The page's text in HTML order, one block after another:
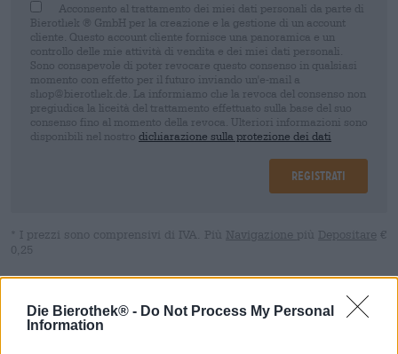
Die Bierothek® - Do Not Process My Personal
Information
Acconsento al trattamento dei miei dati personali da parte di
Bierothek ® GmbH per la creazione e la gestione di un account
cliente. Questo account cliente fornisce una panoramica e un
controllo delle mie attività di vendita e dei miei dati personali.
Sono consapevole di poter revocare questo consenso in qualsiasi
momento con effetto per il futuro inviando un'e-mail a
shop@bierothek.de. La informiamo che la revoca del consenso non
pregiudica la liceità del trattamento effettuato sulla base del suo
consenso fino al momento della revoca. Ulteriori informazioni sono
disponibili nel nostro dichiarazione sulla protezione dei dati
Registrati
* I prezzi sono comprensivi di IVA. Più Navigazione più Depositare €
0,25
Descrizione Informazioni Recensioni